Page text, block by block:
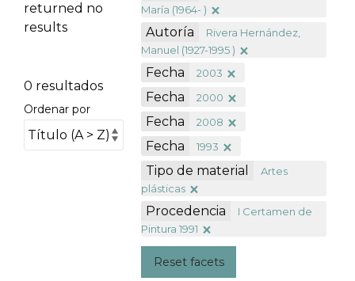
returned no
results
0 resultados
Ordenar por
María (1964- )
Autoría
Rivera Hernández,
Manuel (1927-1995 )
Fecha 2003
Fecha 2000
Fecha 2008
Fecha 1993
Tipo de material
Artes
plásticas
Procedencia
I Certamen de
Pintura 1991
Reset facets